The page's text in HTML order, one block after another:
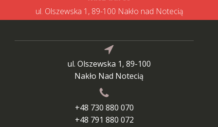
ul. Olszewska 1, 89-100 Nakło nad Notecią
ul. Olszewska 1, 89-100
Nakło Nad Notecią
+48 730 880 070
+48 791 880 072